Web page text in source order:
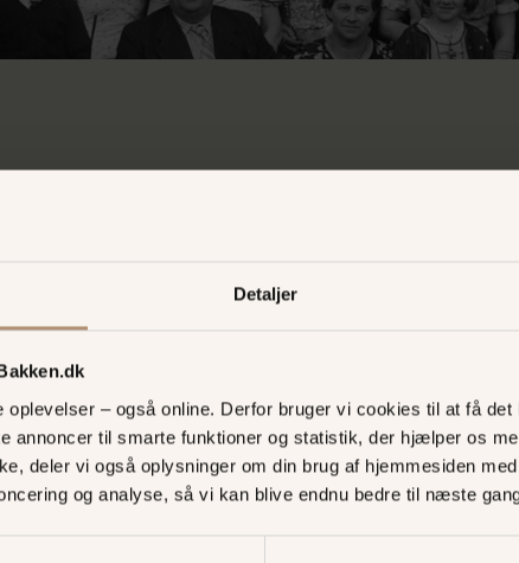
Detaljer
oplevelser – også online. Derfor bruger vi cookies til at få
annoncer til smarte funktioner og statistik, der hjælper os
deler vi også oplysninger om din brug af hjemmesiden
og analyse, så vi kan blive endnu bedre til næste
kræver også ny
"Solitudevej" og "Den jazzende
var udvidet til 121
gruppe herrer fra
et nyt tiltag på Bakken,
Det var den
Stadig en stor succes
Ja, listen over
alenlang, og revyen